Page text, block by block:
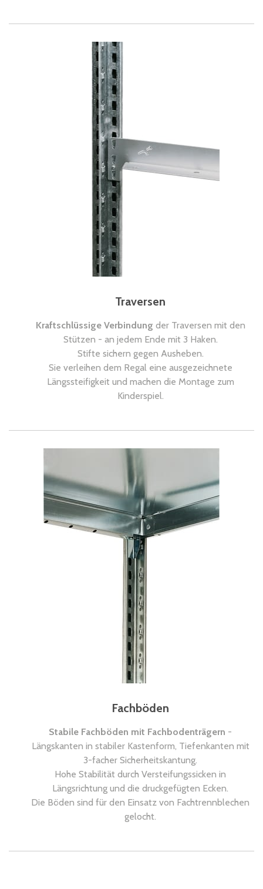
Traversen
Kraftschlüssige Verbindung der Traversen mit den
Stützen - an jedem Ende mit 3 Haken.
Stifte sichern gegen Ausheben.
Sie verleihen dem Regal eine ausgezeichnete
Längssteifigkeit und machen die Montage zum
Kinderspiel.
Fachböden
Stabile Fachböden mit Fachbodenträgern -
Längskanten in stabiler Kastenform, Tiefenkanten mit
3-facher Sicherheitskantung.
Hohe Stabilität durch Versteifungssicken in
Längsrichtung und die druckgefügten Ecken.
Die Böden sind für den Einsatz von Fachtrennblechen
gelocht.